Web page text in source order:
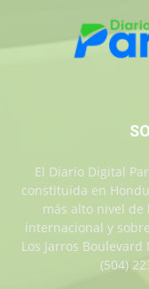
El Diario Digital
constituida en
más alto nivel de
internacional y
Los Jarros
(504)